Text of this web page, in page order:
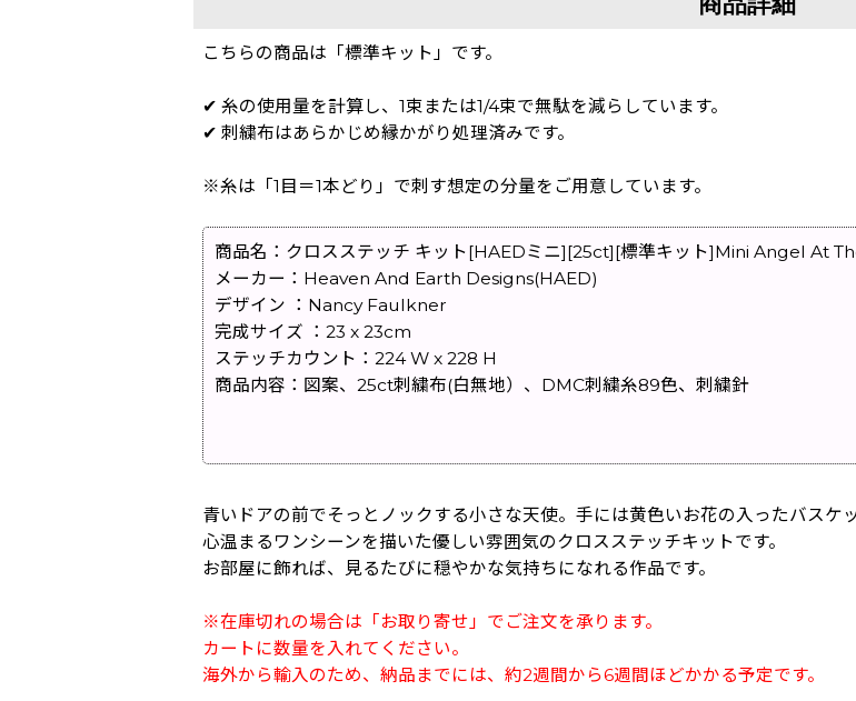
こちらの商品は「標準キット」です。
✔ 糸の使用量を計算し、1束または1/4束で無駄を減らしています。
✔ 刺繍布はあらかじめ縁かがり処理済みです。
※糸は「1目＝1本どり」で刺す想定の分量をご用意しています。
商品名：クロスステッチ キット[HAEDミニ][25ct][標準キット]Mini Angel At
メーカー：Heaven And Earth Designs(HAED)
デザイン ：Nancy Faulkner
完成サイズ ：23 x 23cm
ステッチカウント：224 W x 228 H
商品内容：図案、25ct刺繍布(白無地）、DMC刺繍糸89色、刺繍針
青いドアの前でそっとノックする小さな天使。手には黄色いお花の入ったバスケ
心温まるワンシーンを描いた優しい雰囲気のクロスステッチキットです。
お部屋に飾れば、見るたびに穏やかな気持ちになれる作品です。
※在庫切れの場合は「お取り寄せ」でご注文を承ります。
カートに数量を入れてください。
海外から輸入のため、納品までには、約2週間から6週間ほどかかる予定です。